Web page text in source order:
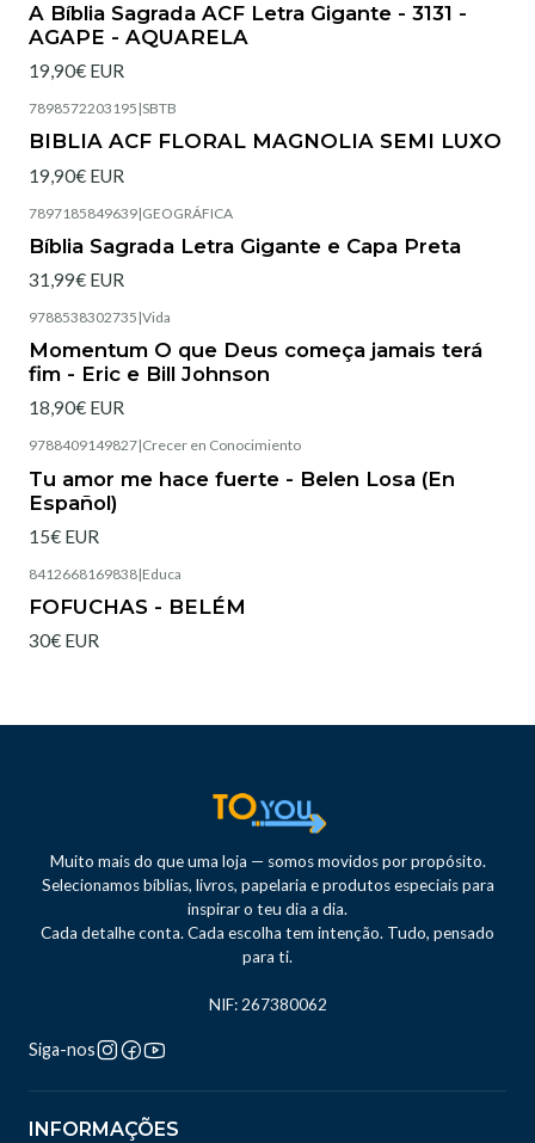
A Bíblia Sagrada ACF Letra Gigante - 3131 -
AGAPE - AQUARELA
19,90€ EUR
7898572203195 |SBTB
BIBLIA ACF FLORAL MAGNOLIA SEMI LUXO
19,90€ EUR
7897185849639|GEOGRÁFICA
Bíblia Sagrada Letra Gigante e Capa Preta
31,99€ EUR
9788538302735 |Vida
Momentum O que Deus começa jamais terá
fim - Eric e Bill Johnson
18,90€ EUR
9788409149827|Crecer en Conocimiento
Tu amor me hace fuerte - Belen Losa (En
Español)
15€ EUR
8412668169838|Educa
FOFUCHAS - BELÉM
30€ EUR
Muito mais do que uma loja — somos movidos por propósito.
Selecionamos bíblias, livros, papelaria e produtos especiais para
inspirar o teu dia a dia.
Cada detalhe conta. Cada escolha tem intenção. Tudo, pensado
para ti.
NIF: 267380062
Siga-nos
INFORMAÇÕES